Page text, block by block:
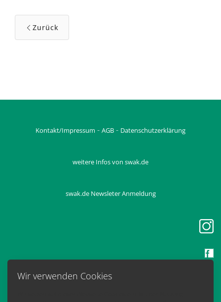
Wir verwenden Cookies
Zurück
Kontakt/Impressum - AGB - Datenschutzerklärung
weitere Infos von swak.de
swak.de Newsleter Anmeldung